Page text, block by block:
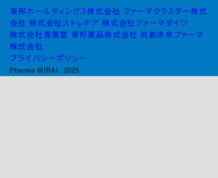
東邦ホールディングス株式会社 ファーマクラスター株式
会社 株式会社ストレチア 株式会社ファーマダイワ
株式会社青葉堂 東邦薬品株式会社 共創未来ファーマ
株式会社
プライバシーポリシー
Pharma MIRAI. 2025